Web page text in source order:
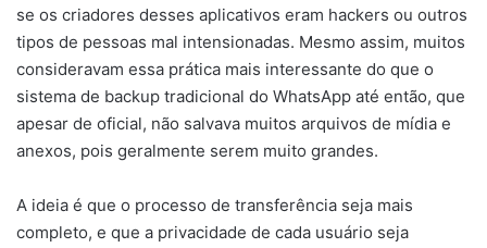
se os criadores desses aplicativos eram hackers ou outros
tipos de pessoas mal intensionadas. Mesmo assim, muitos
consideravam essa prática mais interessante do que o
sistema de backup tradicional do WhatsApp até então, que
apesar de oficial, não salvava muitos arquivos de mídia e
anexos, pois geralmente serem muito grandes.
A ideia é que o processo de transferência seja mais
completo, e que a privacidade de cada usuário seja